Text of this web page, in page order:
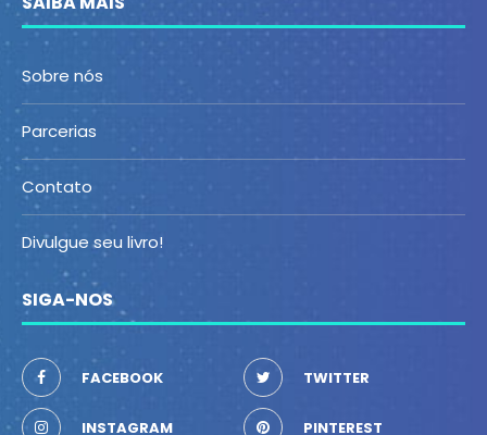
Sobre nós
Parcerias
Contato
Divulgue seu livro!
SIGA-NOS
FACEBOOK TWITTER
INSTAGRAM PINTEREST